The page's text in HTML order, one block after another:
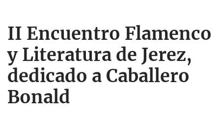
II Encuentro Flamenco
y Literatura de Jerez,
dedicado a Caballero
Bonald